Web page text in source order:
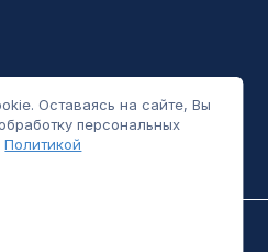
Оставаясь на сайте, Вы
персональных
Политикой
защищены.